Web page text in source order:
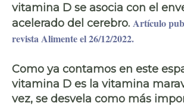
vitamina D se asocia con el
acelerado del cerebro. Artículo
revista Alimente el 26/12/2022.
Como ya contamos en este
vitamina D es la vitamina
vez, se desvela como más